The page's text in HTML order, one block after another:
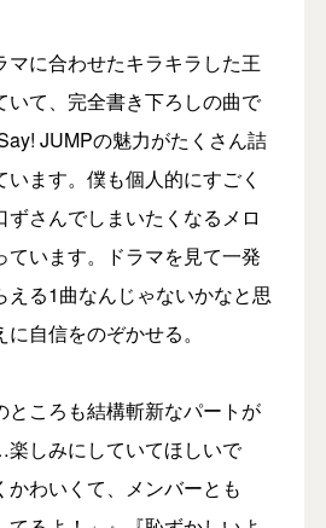
に合わせたキラキラした王
いて、完全書き下ろしの曲で
JUMPの魅力がたくさん詰
います。僕も個人的にすごく
さんでしまいたくなるメロ
ています。ドラマを見て一発
える1曲なんじゃないかなと思
自信をのぞかせる。
ころも結構斬新なパートが
しみにしていてほしいで
わいくて、メンバーとも